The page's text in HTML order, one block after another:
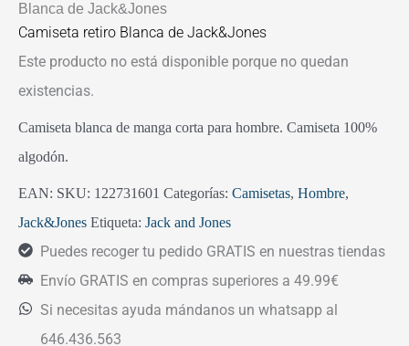
Blanca de Jack&Jones
Camiseta retiro Blanca de Jack&Jones
Este producto no está disponible porque no quedan
existencias.
Camiseta blanca de manga corta para hombre. Camiseta 100%
algodón.
EAN: SKU: 122731601 Categorías: Camisetas, Hombre,
Jack&Jones Etiqueta: Jack and Jones
Puedes recoger tu pedido GRATIS en nuestras tiendas
Envío GRATIS en compras superiores a 49.99€
Si necesitas ayuda mándanos un whatsapp al
646.436.563